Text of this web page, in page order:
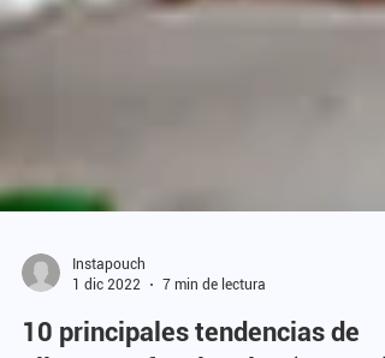
Instapouch
1 dic 2022
7 min de lectura